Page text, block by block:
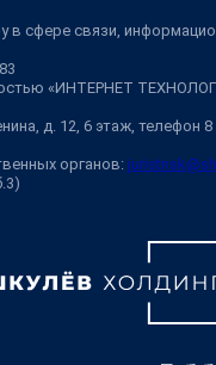
сфере связи,
«ИНТЕРНЕТ
д. 12, 6 этаж, телефон
органов: